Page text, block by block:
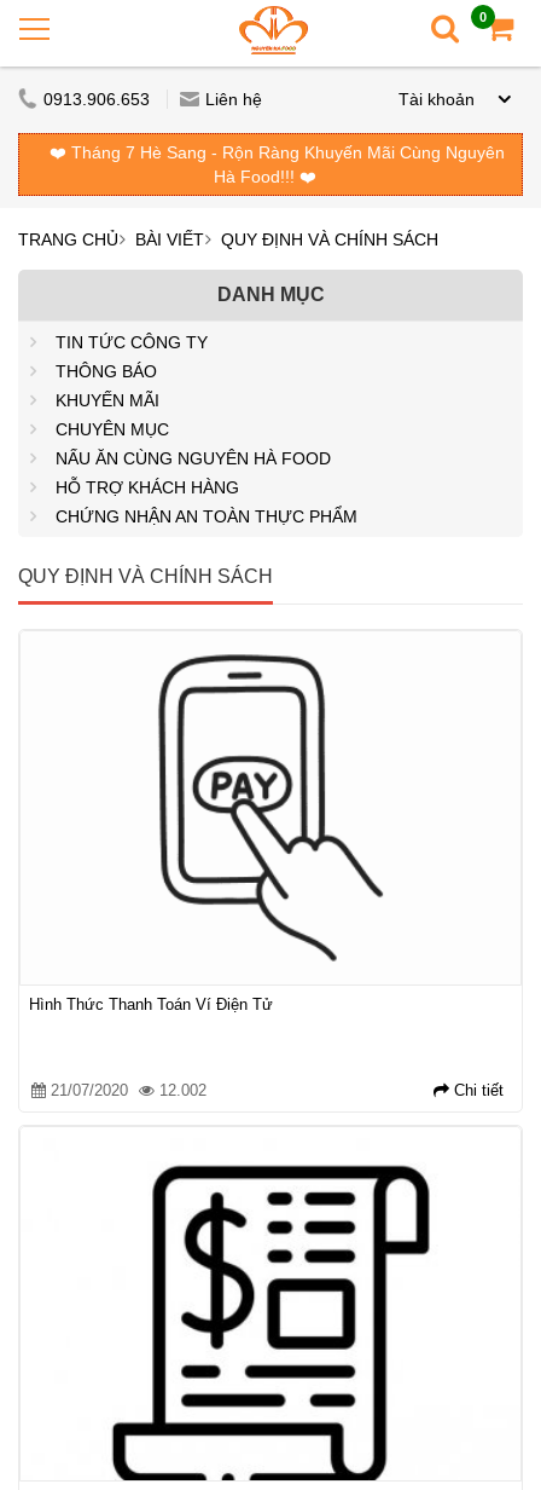
0
0913.906.653 Liên hệ Tài khoản
❤️ Tháng 7 Hè Sang - Rộn Ràng Khuyến Mãi Cùng Nguyên
Hà Food!!! ❤️
TRANG CHỦ BÀI VIẾT QUY ĐỊNH VÀ CHÍNH SÁCH
DANH MỤC
TIN TỨC CÔNG TY
THÔNG BÁO
KHUYẾN MÃI
CHUYÊN MỤC
NẤU ĂN CÙNG NGUYÊN HÀ FOOD
HỖ TRỢ KHÁCH HÀNG
CHỨNG NHẬN AN TOÀN THỰC PHẨM
QUY ĐỊNH VÀ CHÍNH SÁCH
Hình Thức Thanh Toán Ví Điện Tử
21/07/2020 12.002 Chi tiết